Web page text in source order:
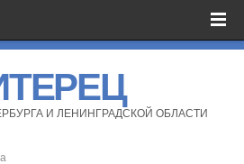
И ЛЕНИНГРАДСКОЙ ОБЛАСТИ